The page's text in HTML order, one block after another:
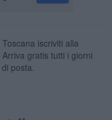
iscriviti alla
Arriva gratis tutti i giorni
posta.